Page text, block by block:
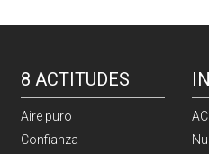
8 ACTITUDES
Aire puro
Confianza